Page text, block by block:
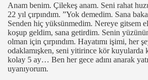
Anam benim. Çilekeş anam. Seni rahat
22 yıl çırpındım. ”Yok demedim. Sana
Senden hiç yüksünmedim. Nereye gitsem
koşup geldim, sana getirdim. Senin
olman için çırpındım. Hayatımı işimi, her
odaklamışken, seni yitirince kör kuyularda
kolay 5 ay… Ben her gece adını anarak
uyanıyorum.
Birisi)